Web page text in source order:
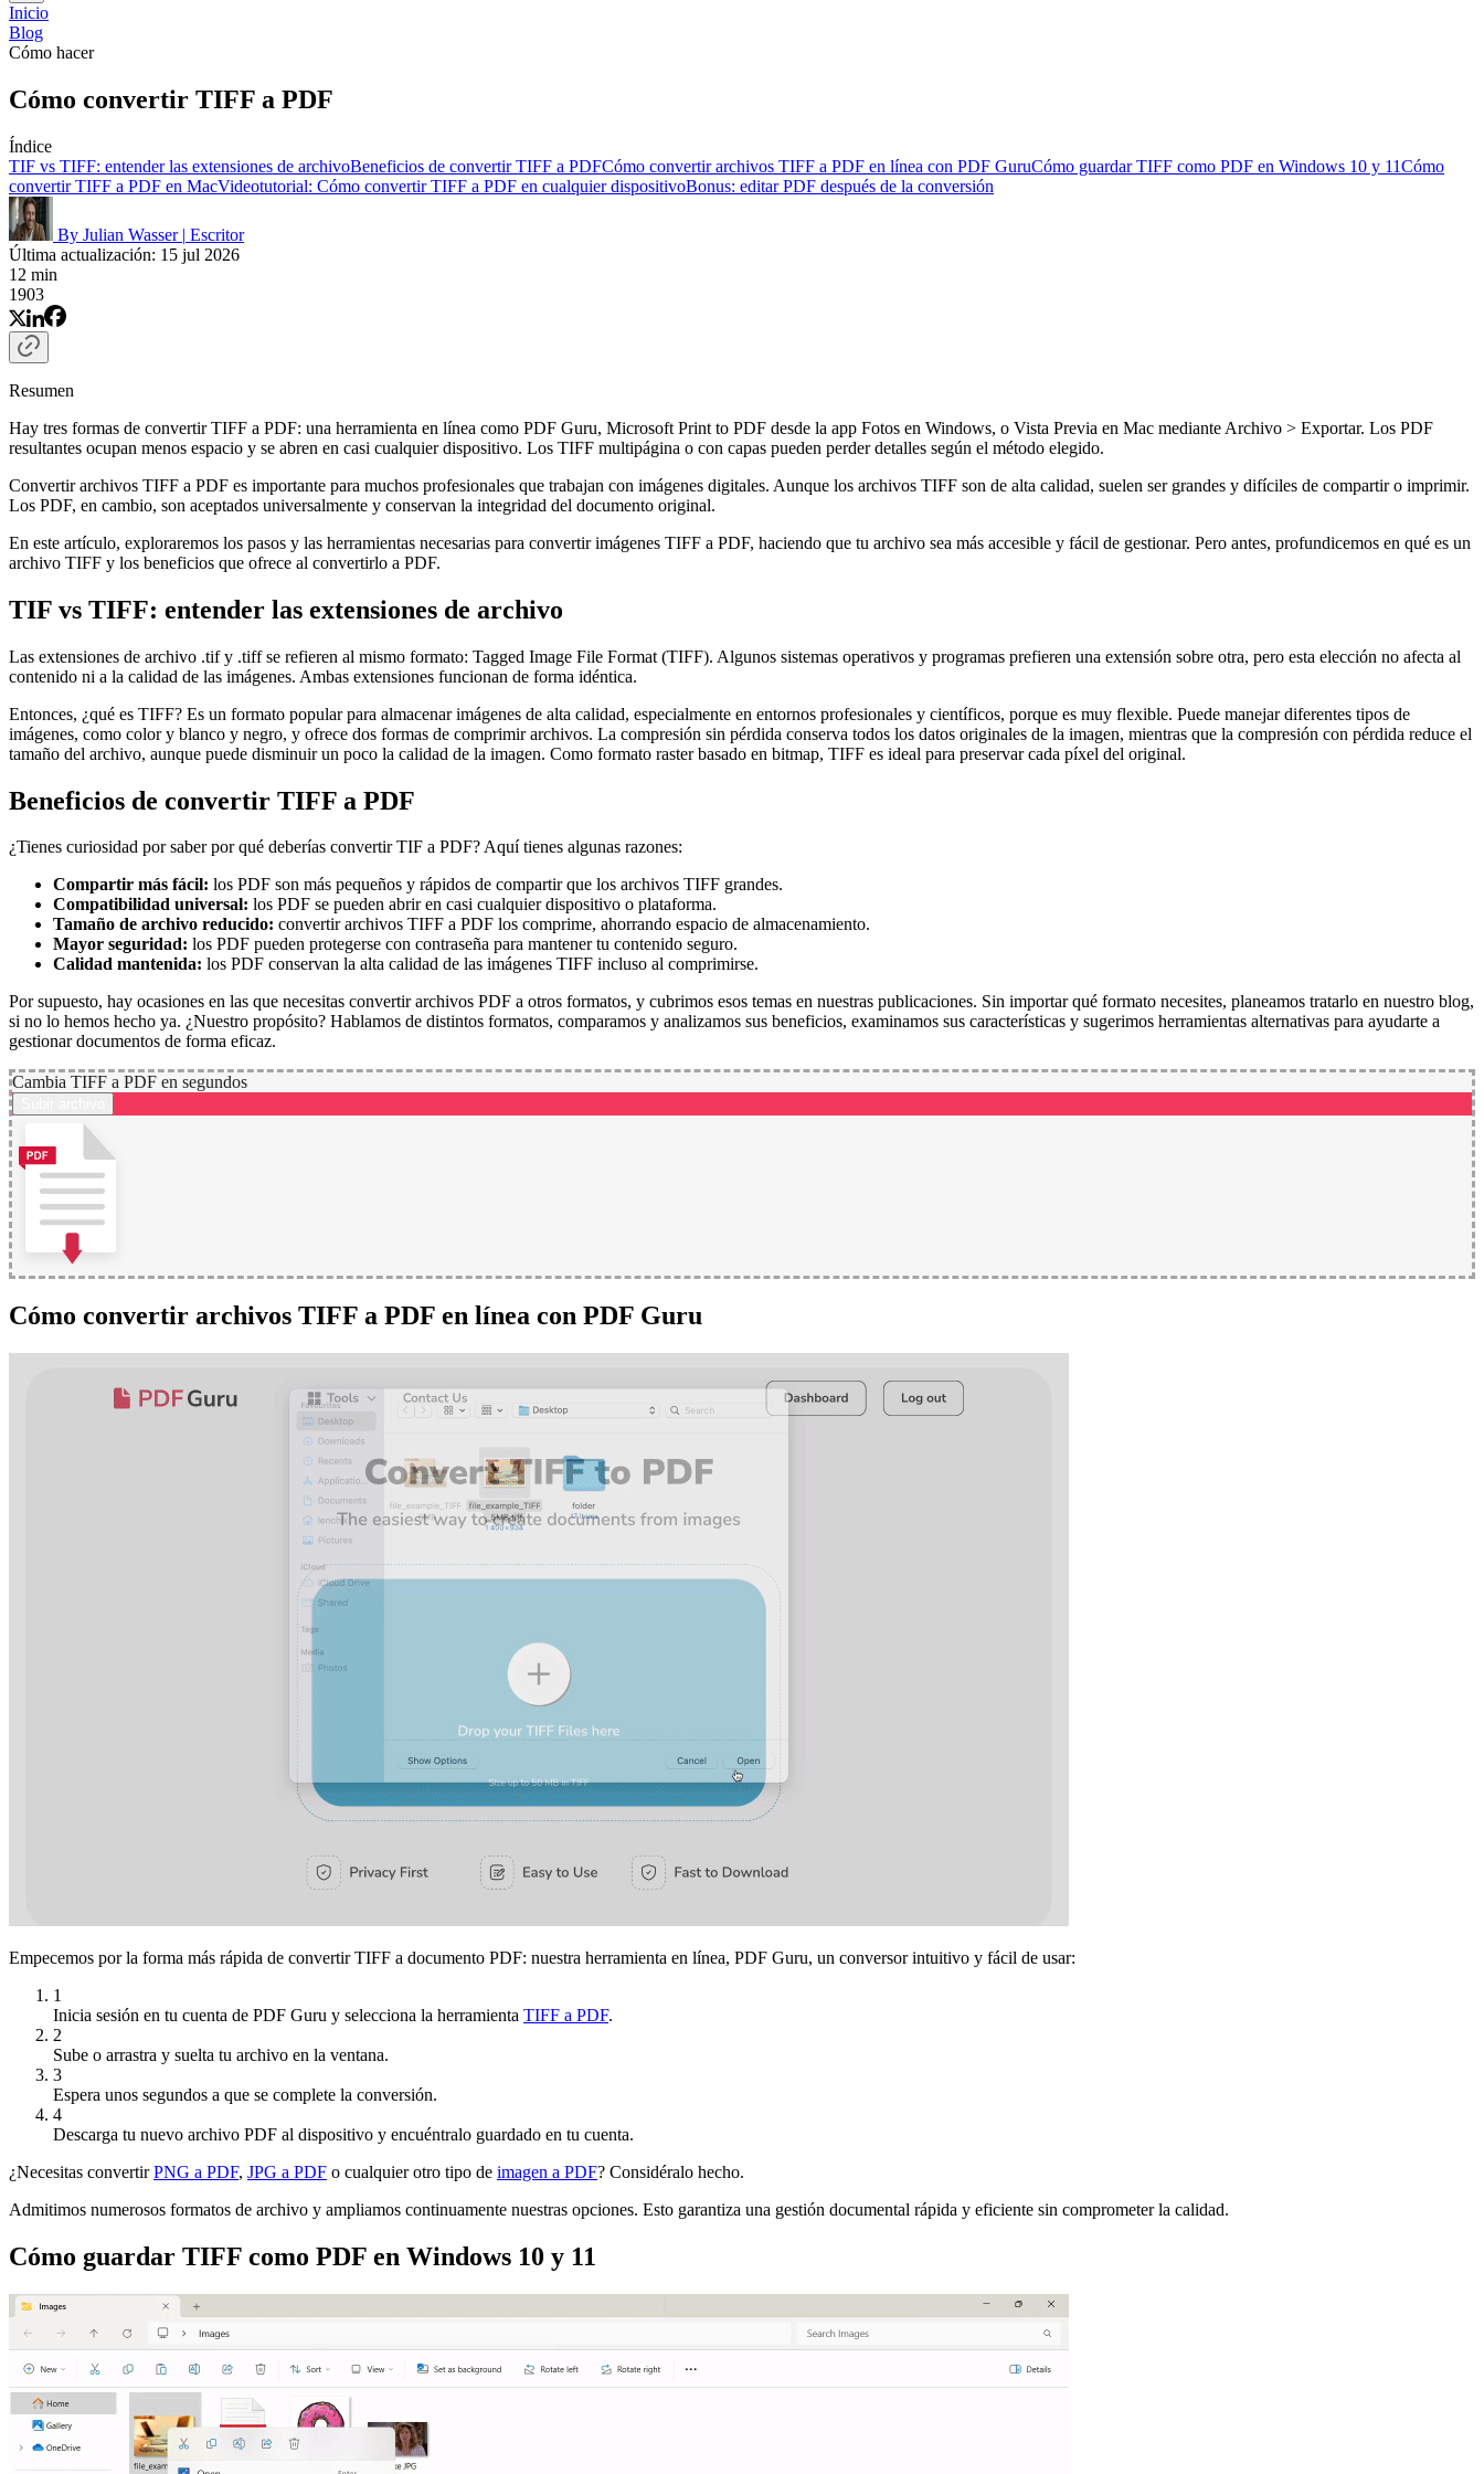
Inicio
Blog
Cómo hacer
Cómo convertir TIFF a PDF
Índice
TIF vs TIFF: entender las extensiones de archivoBeneficios de convertir TIFF a PDFCómo convertir archivos TIFF a PDF en línea con PDF GuruCómo guardar TIFF como PDF en Windows 10 y 11Cómo
convertir TIFF a PDF en MacVideotutorial: Cómo convertir TIFF a PDF en cualquier dispositivoBonus: editar PDF después de la conversión
By Julian Wasser | Escritor
Última actualización: 15 jul 2026
12 min
1903
Resumen
Hay tres formas de convertir TIFF a PDF: una herramienta en línea como PDF Guru, Microsoft Print to PDF desde la app Fotos en Windows, o Vista Previa en Mac mediante Archivo > Exportar. Los PDF
resultantes ocupan menos espacio y se abren en casi cualquier dispositivo. Los TIFF multipágina o con capas pueden perder detalles según el método elegido.
Convertir archivos TIFF a PDF es importante para muchos profesionales que trabajan con imágenes digitales. Aunque los archivos TIFF son de alta calidad, suelen ser grandes y difíciles de compartir o imprimir.
Los PDF, en cambio, son aceptados universalmente y conservan la integridad del documento original.
En este artículo, exploraremos los pasos y las herramientas necesarias para convertir imágenes TIFF a PDF, haciendo que tu archivo sea más accesible y fácil de gestionar. Pero antes, profundicemos en qué es un
archivo TIFF y los beneficios que ofrece al convertirlo a PDF.
TIF vs TIFF: entender las extensiones de archivo
Las extensiones de archivo .tif y .tiff se refieren al mismo formato: Tagged Image File Format (TIFF). Algunos sistemas operativos y programas prefieren una extensión sobre otra, pero esta elección no afecta al
contenido ni a la calidad de las imágenes. Ambas extensiones funcionan de forma idéntica.
Entonces, ¿qué es TIFF? Es un formato popular para almacenar imágenes de alta calidad, especialmente en entornos profesionales y científicos, porque es muy flexible. Puede manejar diferentes tipos de
imágenes, como color y blanco y negro, y ofrece dos formas de comprimir archivos. La compresión sin pérdida conserva todos los datos originales de la imagen, mientras que la compresión con pérdida reduce el
tamaño del archivo, aunque puede disminuir un poco la calidad de la imagen. Como formato raster basado en bitmap, TIFF es ideal para preservar cada píxel del original.
Beneficios de convertir TIFF a PDF
¿Tienes curiosidad por saber por qué deberías convertir TIF a PDF? Aquí tienes algunas razones:
Compartir más fácil: los PDF son más pequeños y rápidos de compartir que los archivos TIFF grandes.
Compatibilidad universal: los PDF se pueden abrir en casi cualquier dispositivo o plataforma.
Tamaño de archivo reducido: convertir archivos TIFF a PDF los comprime, ahorrando espacio de almacenamiento.
Mayor seguridad: los PDF pueden protegerse con contraseña para mantener tu contenido seguro.
Calidad mantenida: los PDF conservan la alta calidad de las imágenes TIFF incluso al comprimirse.
Por supuesto, hay ocasiones en las que necesitas convertir archivos PDF a otros formatos, y cubrimos esos temas en nuestras publicaciones. Sin importar qué formato necesites, planeamos tratarlo en nuestro blog,
si no lo hemos hecho ya. ¿Nuestro propósito? Hablamos de distintos formatos, comparamos y analizamos sus beneficios, examinamos sus características y sugerimos herramientas alternativas para ayudarte a
gestionar documentos de forma eficaz.
Cambia TIFF a PDF en segundos
Cómo convertir archivos TIFF a PDF en línea con PDF Guru
Empecemos por la forma más rápida de convertir TIFF a documento PDF: nuestra herramienta en línea, PDF Guru, un conversor intuitivo y fácil de usar:
1
Inicia sesión en tu cuenta de PDF Guru y selecciona la herramienta TIFF a PDF.
2
Sube o arrastra y suelta tu archivo en la ventana.
3
Espera unos segundos a que se complete la conversión.
4
Descarga tu nuevo archivo PDF al dispositivo y encuéntralo guardado en tu cuenta.
¿Necesitas convertirPNG a PDF, JPG a PDF o cualquier otro tipo de imagen a PDF? Considéralo hecho.
Admitimos numerosos formatos de archivo y ampliamos continuamente nuestras opciones. Esto garantiza una gestión documental rápida y eficiente sin comprometer la calidad.
Cómo guardar TIFF como PDF en Windows 10 y 11